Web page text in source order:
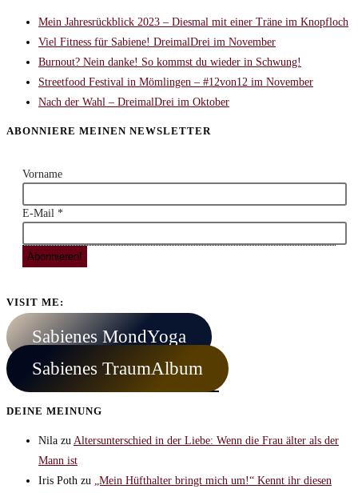
Mein Jahresrückblick 2023 – Diesmal mit einer Träne im Knopfloch
Viel Fitness für Sabiene! DreimalDrei im November
Burnout? Nein danke! So kommst du wieder in Schwung!
Streetfood Festival in Mömlingen – #12von12 im November
Nach der Wahl – DreimalDrei im Oktober
ABONNIERE MEINEN NEWSLETTER
Vorname
E-Mail *
VISIT ME:
Sabienes MondYoga
Sabienes TraumAlbum
DEINE MEINUNG
Nila zu Altersunterschied in der Liebe: Wenn die Frau älter als der
Mann ist
Iris Poth zu
„Mein Hüfthalter bringt mich um!“ Kennt ihr diesen